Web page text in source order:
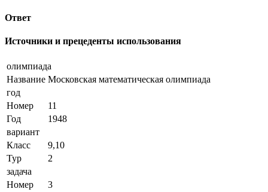
Ответ
Источники и прецеденты использования
олимпиада
Название Московская математическая олимпиада
год
Номер
11
Год
1948
вариант
Класс
9,10
Тур
2
задача
Номер
3